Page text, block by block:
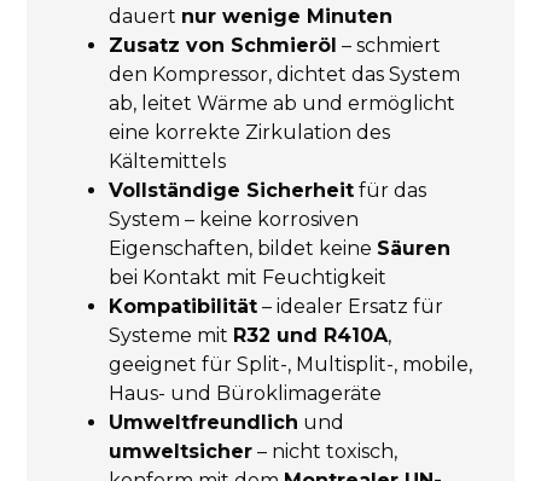
dauert nur wenige Minuten
Zusatz von Schmieröl – schmiert
den Kompressor, dichtet das System
ab, leitet Wärme ab und ermöglicht
eine korrekte Zirkulation des
Kältemittels
Vollständige Sicherheit für das
System – keine korrosiven
Eigenschaften, bildet keine Säuren
bei Kontakt mit Feuchtigkeit
Kompatibilität – idealer Ersatz für
Systeme mit R32 und R410A,
geeignet für Split-, Multisplit-, mobile,
Haus- und Büroklimageräte
Umweltfreundlich und
umweltsicher – nicht toxisch,